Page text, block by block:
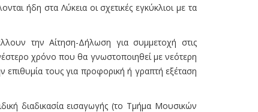
ήδη στα Λύκεια οι σχετικές εγκύκλιοι με τα
την Αίτηση-Δήλωση για συμμετοχή στις
χρόνο που θα γνωστοποιηθεί με νεότερη
τους για προφορική ή γραπτή εξέταση
διαδικασία εισαγωγής (το Τµήµα Μουσικών